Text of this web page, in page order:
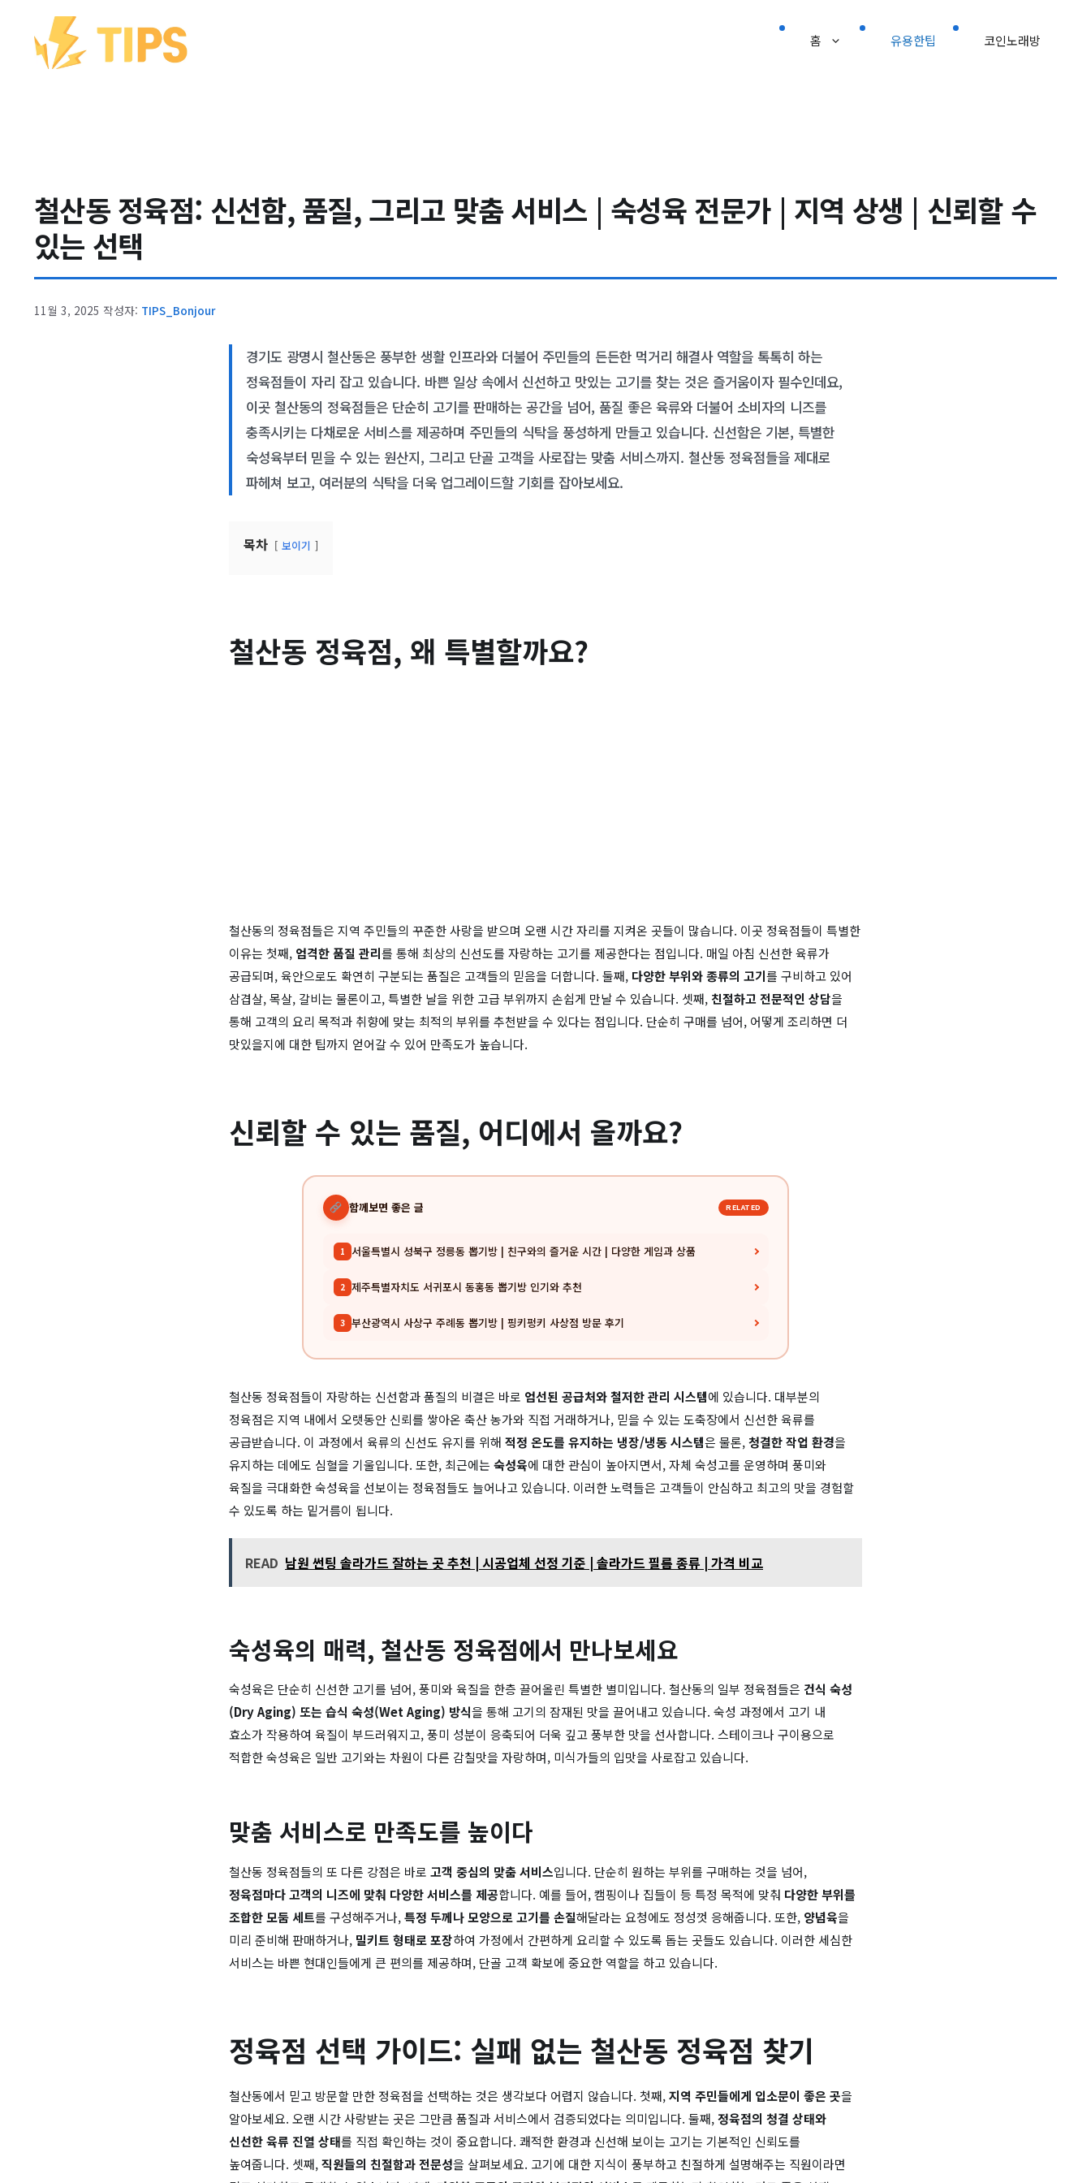
건너뛰기
홈 유용한팁 코인노래방
철산동 정육점: 신선함, 품질, 그리고 맞춤 서비스 | 숙성육 전문가 | 지역 상생 | 신뢰할 수
있는 선택
11월 3, 2025 작성자: TIPS_Bonjour
경기도 광명시 철산동은 풍부한 생활 인프라와 더불어 주민들의 든든한 먹거리 해결사 역할을 톡톡히 하는
정육점들이 자리 잡고 있습니다. 바쁜 일상 속에서 신선하고 맛있는 고기를 찾는 것은 즐거움이자 필수인데요,
이곳 철산동의 정육점들은 단순히 고기를 판매하는 공간을 넘어, 품질 좋은 육류와 더불어 소비자의 니즈를
충족시키는 다채로운 서비스를 제공하며 주민들의 식탁을 풍성하게 만들고 있습니다. 신선함은 기본, 특별한
숙성육부터 믿을 수 있는 원산지, 그리고 단골 고객을 사로잡는 맞춤 서비스까지. 철산동 정육점들을 제대로
파헤쳐 보고, 여러분의 식탁을 더욱 업그레이드할 기회를 잡아보세요.
목차 보이기
철산동 정육점, 왜 특별할까요?
철산동의 정육점들은 지역 주민들의 꾸준한 사랑을 받으며 오랜 시간 자리를 지켜온 곳들이 많습니다. 이곳 정육점들이 특별한
이유는 첫째, 엄격한 품질 관리를 통해 최상의 신선도를 자랑하는 고기를 제공한다는 점입니다. 매일 아침 신선한 육류가
공급되며, 육안으로도 확연히 구분되는 품질은 고객들의 믿음을 더합니다. 둘째, 다양한 부위와 종류의 고기를 구비하고 있어
삼겹살, 목살, 갈비는 물론이고, 특별한 날을 위한 고급 부위까지 손쉽게 만날 수 있습니다. 셋째, 친절하고 전문적인 상담을
통해 고객의 요리 목적과 취향에 맞는 최적의 부위를 추천받을 수 있다는 점입니다. 단순히 구매를 넘어, 어떻게 조리하면 더
맛있을지에 대한 팁까지 얻어갈 수 있어 만족도가 높습니다.
신뢰할 수 있는 품질, 어디에서 올까요?
함께보면 좋은 글 RELATED
1 서울특별시 성북구 정릉동 뽑기방 | 친구와의 즐거운 시간 | 다양한 게임과 상품
2 제주특별자치도 서귀포시 동홍동 뽑기방 인기와 추천
3 부산광역시 사상구 주례동 뽑기방 | 핑키펑키 사상점 방문 후기
철산동 정육점들이 자랑하는 신선함과 품질의 비결은 바로 엄선된 공급처와 철저한 관리 시스템에 있습니다. 대부분의
정육점은 지역 내에서 오랫동안 신뢰를 쌓아온 축산 농가와 직접 거래하거나, 믿을 수 있는 도축장에서 신선한 육류를
공급받습니다. 이 과정에서 육류의 신선도 유지를 위해 적정 온도를 유지하는 냉장/냉동 시스템은 물론,청결한 작업 환경을
유지하는 데에도 심혈을 기울입니다. 또한, 최근에는 숙성육에 대한 관심이 높아지면서, 자체 숙성고를 운영하며 풍미와
육질을 극대화한 숙성육을 선보이는 정육점들도 늘어나고 있습니다. 이러한 노력들은 고객들이 안심하고 최고의 맛을 경험할
수 있도록 하는 밑거름이 됩니다.
READ 남원 썬팅 솔라가드 잘하는 곳 추천 | 시공업체 선정 기준 | 솔라가드 필름 종류 | 가격 비교
숙성육의 매력, 철산동 정육점에서 만나보세요
숙성육은 단순히 신선한 고기를 넘어, 풍미와 육질을 한층 끌어올린 특별한 별미입니다. 철산동의 일부 정육점들은 건식 숙성
(Dry Aging) 또는 습식 숙성(Wet Aging) 방식을 통해 고기의 잠재된 맛을 끌어내고 있습니다. 숙성 과정에서 고기 내
효소가 작용하여 육질이 부드러워지고, 풍미 성분이 응축되어 더욱 깊고 풍부한 맛을 선사합니다. 스테이크나 구이용으로
적합한 숙성육은 일반 고기와는 차원이 다른 감칠맛을 자랑하며, 미식가들의 입맛을 사로잡고 있습니다.
맞춤 서비스로 만족도를 높이다
철산동 정육점들의 또 다른 강점은 바로 고객 중심의 맞춤 서비스입니다. 단순히 원하는 부위를 구매하는 것을 넘어,
정육점마다 고객의 니즈에 맞춰 다양한 서비스를 제공합니다. 예를 들어, 캠핑이나 집들이 등 특정 목적에 맞춰 다양한 부위를
조합한 모둠 세트를 구성해주거나,특정 두께나 모양으로 고기를 손질해달라는 요청에도 정성껏 응해줍니다. 또한, 양념육을
미리 준비해 판매하거나, 밀키트 형태로 포장하여 가정에서 간편하게 요리할 수 있도록 돕는 곳들도 있습니다. 이러한 세심한
서비스는 바쁜 현대인들에게 큰 편의를 제공하며, 단골 고객 확보에 중요한 역할을 하고 있습니다.
정육점 선택 가이드: 실패 없는 철산동 정육점 찾기
철산동에서 믿고 방문할 만한 정육점을 선택하는 것은 생각보다 어렵지 않습니다. 첫째,지역 주민들에게 입소문이 좋은 곳을
알아보세요. 오랜 시간 사랑받는 곳은 그만큼 품질과 서비스에서 검증되었다는 의미입니다. 둘째,정육점의 청결 상태와
신선한 육류 진열 상태를 직접 확인하는 것이 중요합니다. 쾌적한 환경과 신선해 보이는 고기는 기본적인 신뢰도를
높여줍니다. 셋째,직원들의 친절함과 전문성을 살펴보세요. 고기에 대한 지식이 풍부하고 친절하게 설명해주는 직원이라면